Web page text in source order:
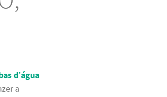
d’água
a